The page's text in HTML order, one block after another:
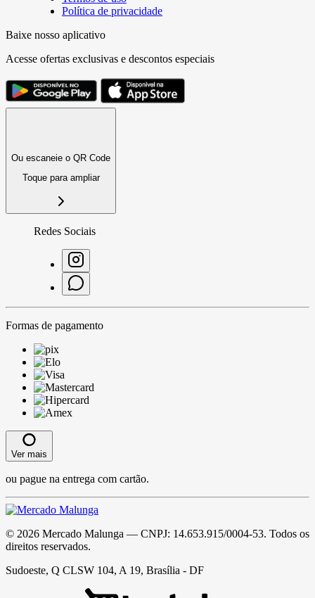
Política de privacidade
Baixe nosso aplicativo
Acesse ofertas exclusivas e descontos especiais
Ou escaneie o QR Code
Toque para ampliar
Redes Sociais
Formas de pagamento
Ver mais
ou pague na entrega com cartão.
© 2026 Mercado Malunga — CNPJ: 14.653.915/0004-53. Todos os
direitos reservados.
Sudoeste, Q CLSW 104, A 19, Brasília - DF